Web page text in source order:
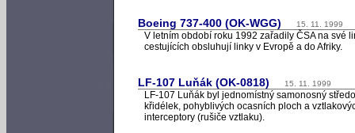
Boeing 737-400 (OK-WGG) 15. 11. 1999
V letním období roku 1992 zařadily ČSA na své
cestujících obsluhují linky v Evropě a do Afriky.
LF-107 Luňák (OK-0818) 15. 11. 1999
LF-107 Luňák byl jednomístný samonosný
křidélek, pohyblivých ocasních ploch a
interceptory (rušiče vztlaku).